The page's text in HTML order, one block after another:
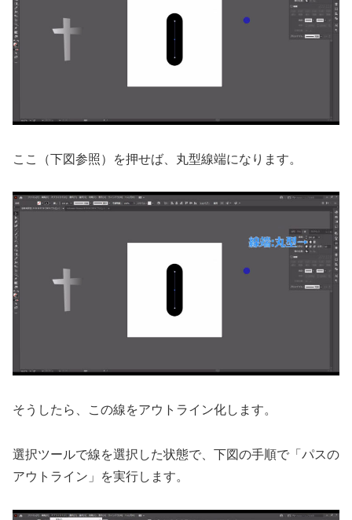
ここ（下図参照）を押せば、丸型線端になります。
そうしたら、この線をアウトライン化します。
選択ツールで線を選択した状態で、下図の手順で「パスの
アウトライン」を実行します。